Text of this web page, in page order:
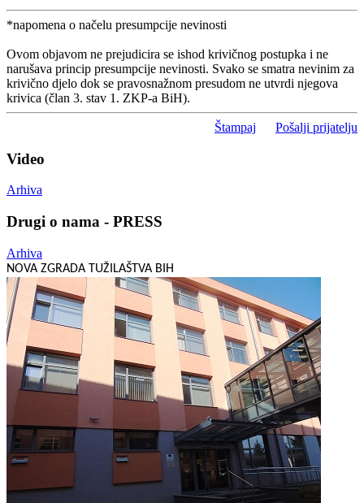
*napomena o načelu presumpcije nevinosti
Ovom objavom ne prejudicira se ishod krivičnog postupka i ne
narušava princip presumpcije nevinosti. Svako se smatra nevinim za
krivično djelo dok se pravosnažnom presudom ne utvrdi njegova
krivica (član 3. stav 1. ZKP-a BiH).
Štampaj Pošalji prijatelju
Video
Arhiva
Drugi o nama - PRESS
Arhiva
NOVA ZGRADA TUŽILAŠTVA BIH